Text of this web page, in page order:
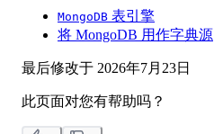
MongoDB 表引擎
将 MongoDB 用作字典源
最后修改于 2026年7月23日
此页面对您有帮助吗？